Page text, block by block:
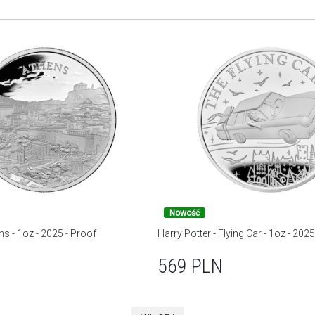
- 1oz - 2025 - Proof
Nowość
Harry Potter - Flying Car - 1oz -
569 PLN